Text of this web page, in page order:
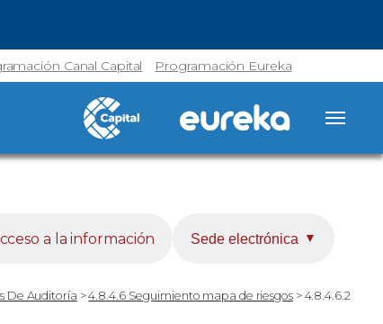
Canal Capital Programación Eureka
a la información Sede electrónica ▼
De Auditoría >4.8.4.6 Seguimiento mapa de riesgos> 4.8.4.6.2